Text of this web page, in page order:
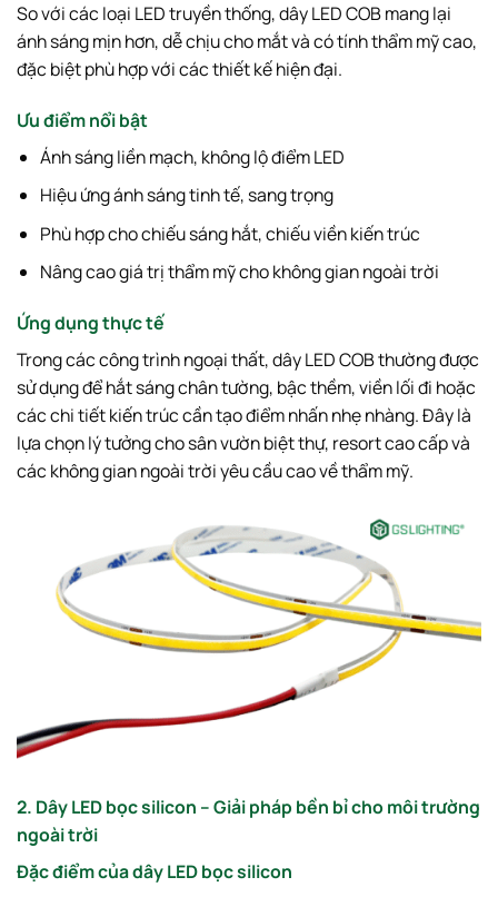
So với các loại LED truyền thống, dây LED COB mang lại
ánh sáng mịn hơn, dễ chịu cho mắt và có tính thẩm mỹ cao,
đặc biệt phù hợp với các thiết kế hiện đại.
Ưu điểm nổi bật
Ánh sáng liền mạch, không lộ điểm LED
Hiệu ứng ánh sáng tinh tế, sang trọng
Phù hợp cho chiếu sáng hắt, chiếu viền kiến trúc
Nâng cao giá trị thẩm mỹ cho không gian ngoài trời
Ứng dụng thực tế
Trong các công trình ngoại thất, dây LED COB thường được
sử dụng để hắt sáng chân tường, bậc thềm, viền lối đi hoặc
các chi tiết kiến trúc cần tạo điểm nhấn nhẹ nhàng. Đây là
lựa chọn lý tưởng cho sân vườn biệt thự, resort cao cấp và
các không gian ngoài trời yêu cầu cao về thẩm mỹ.
2. Dây LED bọc silicon – Giải pháp bền bỉ cho môi trường
ngoài trời
Đặc điểm của dây LED bọc silicon